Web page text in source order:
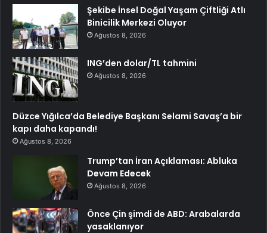
Şekibe İnsel Doğal Yaşam Çiftliği Atlı
Binicilik Merkezi Oluyor
Ağustos 8, 2026
ING’den dolar/TL tahmini
Ağustos 8, 2026
Düzce Yığılca’da Belediye Başkanı Selami Savaş’a bir
kapı daha kapandı!
Ağustos 8, 2026
Trump’tan İran Açıklaması: Abluka
Devam Edecek
Ağustos 8, 2026
Önce Çin şimdi de ABD: Arabalarda
yasaklanıyor